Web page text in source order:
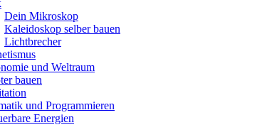
Dein Mikroskop
Kaleidoskop selber bauen
Lichtbrecher
und Weltraum
bauen
und Programmieren
Energien